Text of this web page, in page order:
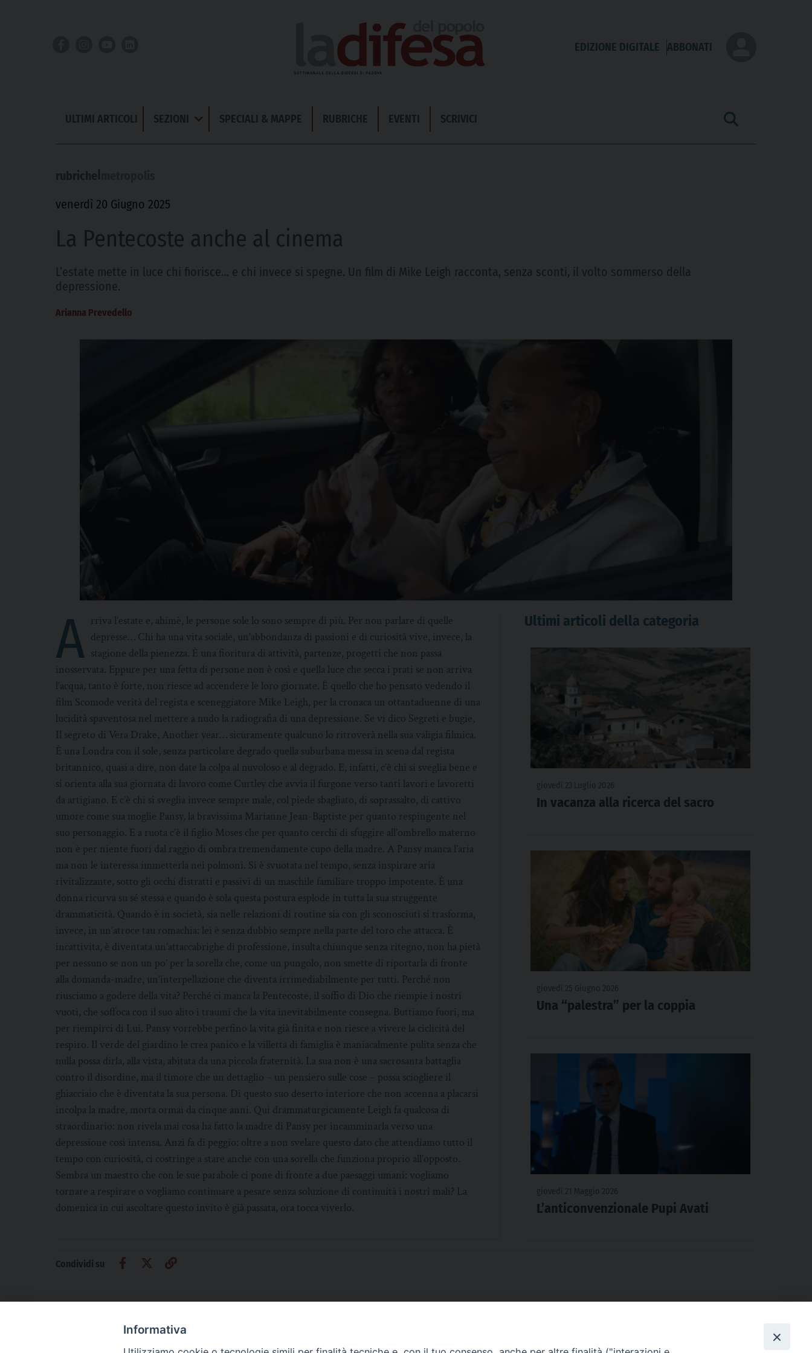
EDIZIONE DIGITALE ABBONATI
ULTIMI ARTICOLI SEZIONI
Apri
Menu
SPECIALI & MAPPE RUBRICHE EVENTI SCRIVICI
venerdì 20 Giugno 2025
La Pentecoste anche al cinema
L’estate mette in luce chi fiorisce… e chi invece si spegne. Un film di Mike Leigh racconta, senza sconti, il volto sommerso della
depressione.
Arianna Prevedello
A rriva l’estate e, ahimè, le persone sole lo sono sempre di più. Per non parlare di quelle
depresse… Chi ha una vita sociale, un’abbondanza di passioni e di curiosità vive, invece, la
stagione della pienezza. È una fioritura di attività, partenze, progetti che non passa
inosservata. Eppure per una fetta di persone non è così e quella luce che secca i prati se non arriva
l’acqua, tanto è forte, non riesce ad accendere le loro giornate. È quello che ho pensato vedendo il
film Scomode verità del regista e sceneggiatore Mike Leigh, per la cronaca un ottantaduenne di una
lucidità spaventosa nel mettere a nudo la radiografia di una depressione. Se vi dico Segreti e bugie,
Il segreto di Vera Drake, Another year… sicuramente qualcuno lo ritroverà nella sua valigia filmica.
È una Londra con il sole, senza particolare degrado quella suburbana messa in scena dal regista
britannico, quasi a dire, non date la colpa al nuvoloso e al degrado. E, infatti, c’è chi si sveglia bene e
si orienta alla sua giornata di lavoro come Curtley che avvia il furgone verso tanti lavori e lavoretti
da artigiano. E c’è chi si sveglia invece sempre male, col piede sbagliato, di soprassalto, di cattivo
umore come sua moglie Pansy, la bravissima Marianne Jean-Baptiste per quanto respingente nel
suo personaggio. E a ruota c’è il figlio Moses che per quanto cerchi di sfuggire all’ombrello materno
non è per niente fuori dal raggio di ombra tremendamente cupo della madre. A Pansy manca l’aria
ma non le interessa immetterla nei polmoni. Si è svuotata nel tempo, senza inspirare aria
rivitalizzante, sotto gli occhi distratti e passivi di un maschile familiare troppo impotente. È una
donna ricurva su sé stessa e quando è sola questa postura esplode in tutta la sua struggente
drammaticità. Quando è in società, sia nelle relazioni di routine sia con gli sconosciuti si trasforma,
invece, in un’atroce tau romachia: lei è senza dubbio sempre nella parte del toro che attacca. È
incattivita, è diventata un’attaccabrighe di professione, insulta chiunque senza ritegno, non ha pietà
per nessuno se non un po’ per la sorella che, come un pungolo, non smette di riportarla di fronte
alla domanda-madre, un’interpellazione che diventa irrimediabilmente per tutti. Perché non
riusciamo a godere della vita? Perché ci manca la Pentecoste, il soffio di Dio che riempie i nostri
vuoti, che soffoca con il suo alito i traumi che la vita inevitabilmente consegna. Buttiamo fuori, ma
per riempirci di Lui. Pansy vorrebbe perfino la vita già finita e non riesce a vivere la ciclicità del
respiro. Il verde del giardino le crea panico e la villetta di famiglia è maniacalmente pulita senza che
nulla possa dirla, alla vista, abitata da una piccola fraternità. La sua non è una sacrosanta battaglia
contro il disordine, ma il timore che un dettaglio – un pensiero sulle cose – possa sciogliere il
ghiacciaio che è diventata la sua persona. Di questo suo deserto interiore che non accenna a placarsi
incolpa la madre, morta ormai da cinque anni. Qui drammaturgicamente Leigh fa qualcosa di
straordinario: non rivela mai cosa ha fatto la madre di Pansy per incamminarla verso una
depressione così intensa. Anzi fa di peggio: oltre a non svelare questo dato che attendiamo tutto il
tempo con curiosità, ci costringe a stare anche con una sorella che funziona proprio all’opposto.
Sembra un maestro che con le sue parabole ci pone di fronte a due paesaggi umani: vogliamo
tornare a respirare o vogliamo continuare a pesare senza soluzione di continuità i nostri mali? La
domenica in cui ascoltare questo invito è già passata, ora tocca viverlo.
Ultimi articoli della categoria
In vacanza alla ricerca del sacro
Una “palestra” per la coppia
L’anticonvenzionale Pupi Avati
Condividi su
Informativa